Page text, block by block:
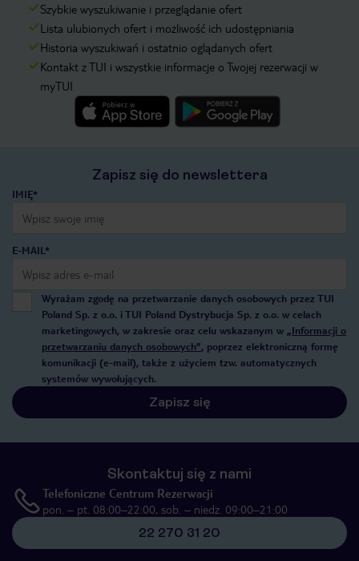
Szybkie wyszukiwanie i przeglądanie ofert
Lista ulubionych ofert i możliwość ich udostępniania
Historia wyszukiwań i ostatnio oglądanych ofert
Kontakt z TUI i wszystkie informacje o Twojej rezerwacji w
myTUI
Zapisz się do newslettera
IMIĘ*
E-MAIL*
Wyrażam zgodę na przetwarzanie danych osobowych przez TUI
Poland Sp. z o.o. i TUI Poland Dystrybucja Sp. z o.o. w celach
marketingowych, w zakresie oraz celu wskazanym w „Informacji o
przetwarzaniu danych osobowych”, poprzez elektroniczną formę
komunikacji (e-mail), także z użyciem tzw. automatycznych
systemów wywołujących.
Zapisz się
Skontaktuj się z nami
Telefoniczne Centrum Rezerwacji
pon. – pt. 08:00–22:00, sob. – niedz. 09:00–21:00
22 270 31 20